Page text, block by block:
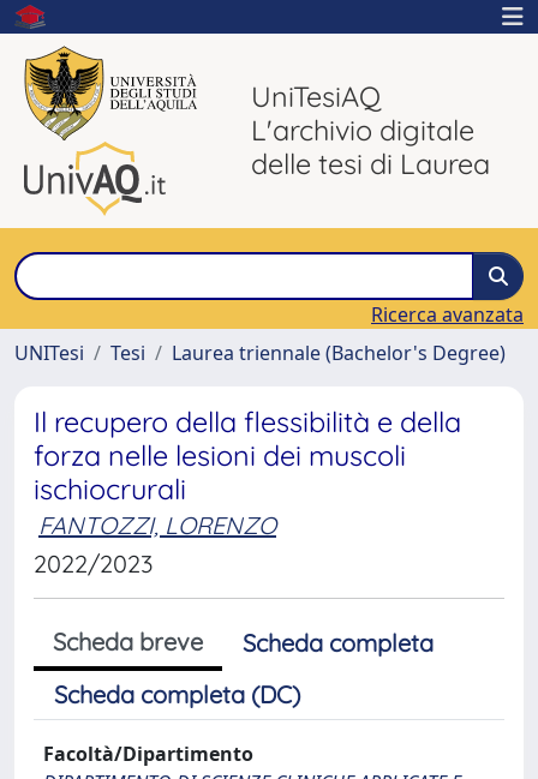
UniTesiAQ
L'archivio digitale
delle tesi di Laurea
Ricerca avanzata
UNITesi
Tesi Laurea triennale (Bachelor's Degree)
Il recupero della flessibilità e della
forza nelle lesioni dei muscoli
ischiocrurali
FANTOZZI, LORENZO
2022/2023
Scheda breve
Scheda completa
Scheda completa (DC)
Facoltà/Dipartimento